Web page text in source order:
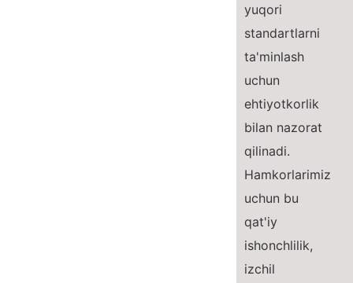
yuqori
standartlarni
ta'minlash
uchun
ehtiyotkorlik
bilan nazorat
qilinadi.
Hamkorlarimiz
uchun bu
qat'iy
ishonchlilik,
izchil